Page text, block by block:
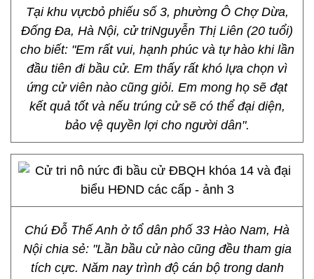
Tại khu vựcbỏ phiếu số 3, phường Ô Chợ Dừa,
Đống Đa, Hà Nội, cử triNguyễn Thị Liên (20 tuổi)
cho biết: "Em rất vui, hạnh phúc và tự hào khi lần
đầu tiên đi bầu cử. Em thấy rất khó lựa chọn vì
ứng cử viên nào cũng giỏi. Em mong họ sẽ đạt
kết quả tốt và nếu trúng cử sẽ có thể đại diện,
bảo vệ quyền lợi cho người dân".
Chú Đỗ Thế Anh ở tổ dân phố 33 Hào Nam, Hà
Nội chia sẻ: "Lần bầu cử nào cũng đều tham gia
tích cực. Năm nay trình độ cán bộ trong danh